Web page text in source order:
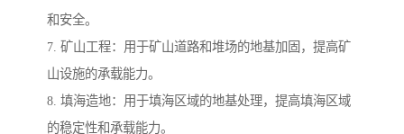
和安全。
7. 矿山工程：用于矿山道路和堆场的地基加固，提高矿
山设施的承载能力。
8. 填海造地：用于填海区域的地基处理，提高填海区域
的稳定性和承载能力。